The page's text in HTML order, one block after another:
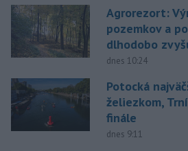
Agrorezort:
pozemkov a
dlhodobo
dnes 10:24
Potocká
želiezkom,
finále
dnes 9:11